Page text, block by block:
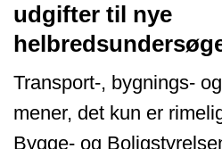
udgifter til nye
Transport-, bygnings-
mener, det kun er
Bygge- og